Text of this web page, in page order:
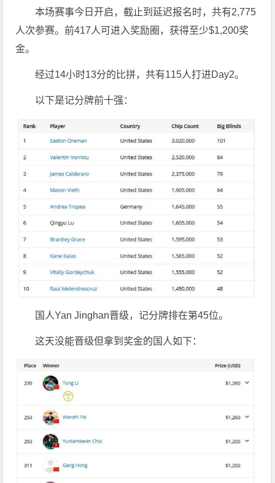
本场赛事今日开启，截止到延迟报名时，共有2,775
人次参赛。前417人可进入奖励圈，获得至少$1,200奖
金。
经过14小时13分的比拼，共有115人打进Day2。
以下是记分牌前十强：
国人Yan Jinghan晋级，记分牌排在第45位。
这天没能晋级但拿到奖金的国人如下：